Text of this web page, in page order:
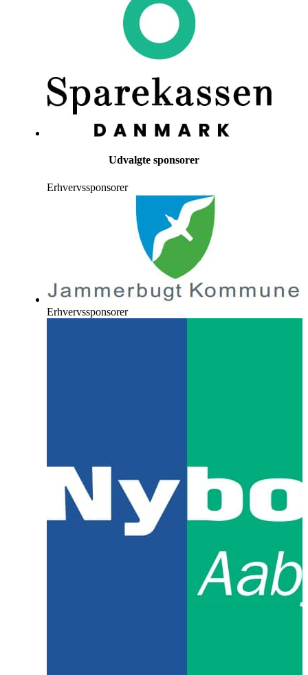
Udvalgte sponsorer
Erhvervssponsorer
Erhvervssponsorer